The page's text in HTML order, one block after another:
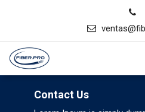
Contact Us